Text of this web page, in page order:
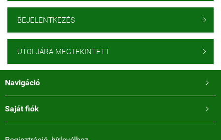
BEJELENTKEZÉS 
UTOLJÁRA MEGTEKINTETT 
Navigáció 
Saját fiók 